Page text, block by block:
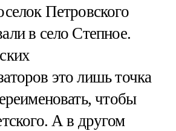
Петровского
в село Степное.
это лишь точка
чтобы
А в другом